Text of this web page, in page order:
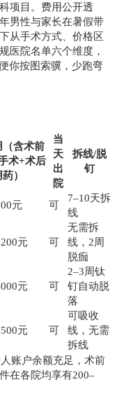
项目。费用公开透
男性与家长在暑假带
从手术方式、价格区
医院名单六个维度，
你按图索骥，少跑弯
（含术前
术+术后
）
当
天
出
院
拆线/脱
钉
元 可
7–10天拆
线
元 可
无需拆
线，2周
脱痂
元 可
2–3周钛
钉自动脱
落
元 可
可吸收
线，无需
拆线
账户余额充足，术前
在各院均享有200–